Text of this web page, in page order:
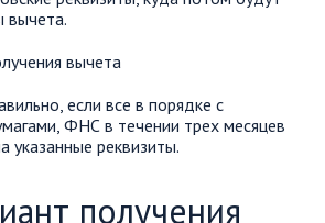
вычета.
если все в порядке с
ФНС в течении трех месяцев
указанные реквизиты.
получения